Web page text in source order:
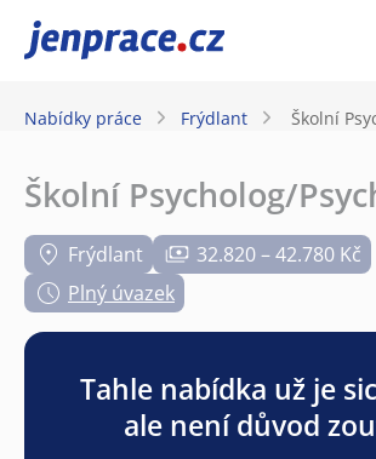
JenPráce.cz
Nabídky práce Frýdlant Školní
Školní Psycholog/
Frýdlant
32.820 – 42.780 Kč
Plný úvazek
Tahle nabídka už je
ale není důvod